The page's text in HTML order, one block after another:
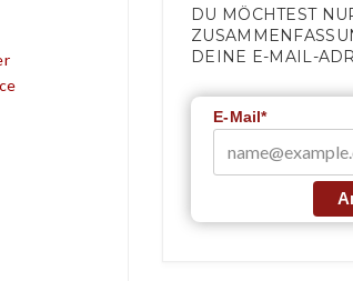
DU MÖCHTEST
DEINE E-MAIL-
E-Mail*